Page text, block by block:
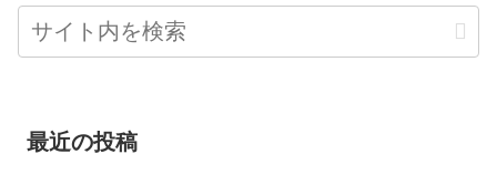
最近の投稿